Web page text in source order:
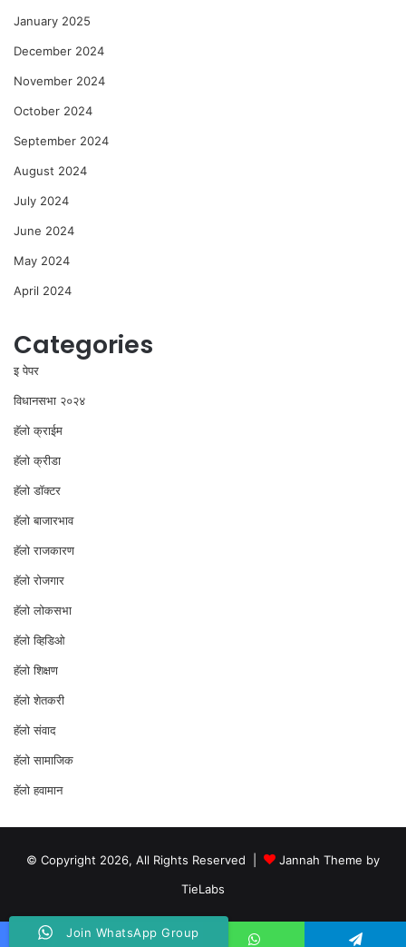
January 2025
December 2024
November 2024
October 2024
September 2024
August 2024
July 2024
June 2024
May 2024
April 2024
Categories
इ पेपर
विधानसभा २०२४
⁠हॅलो क्राईम
हॅलो क्रीडा
हॅलो डॉक्टर
हॅलो बाजारभाव
हॅलो राजकारण
⁠हॅलो रोजगार
हॅलो लोकसभा
⁠हॅलो व्हिडिओ
हॅलो शिक्षण
⁠हॅलो शेतकरी
⁠हॅलो संवाद
हॅलो सामाजिक
हॅलो हवामान
© Copyright 2026, All Rights Reserved |
Jannah Theme by
TieLabs
Join WhatsApp Group